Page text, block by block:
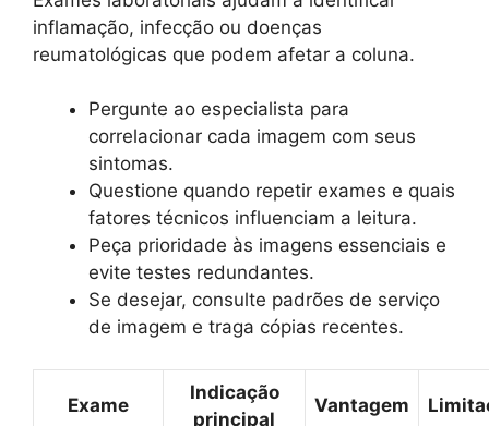
inflamação, infecção ou doenças
reumatológicas que podem afetar a coluna.
Pergunte ao especialista para
correlacionar cada imagem com seus
sintomas.
Questione quando repetir exames e quais
fatores técnicos influenciam a leitura.
Peça prioridade às imagens essenciais e
evite testes redundantes.
Se desejar, consulte padrões de serviço
de imagem e traga cópias recentes.
Exame
Indicação
principal
Vantagem